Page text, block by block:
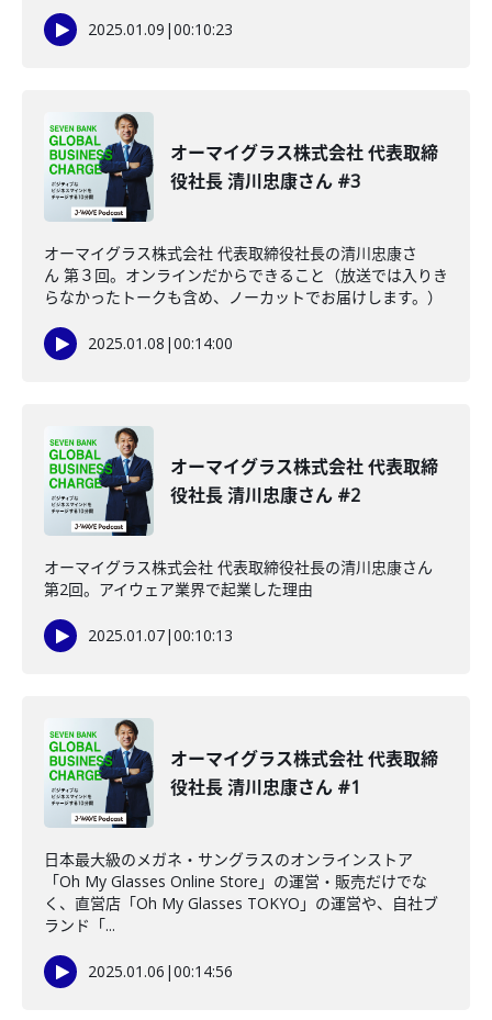
2025.01.09 |00:10:23
オーマイグラス株式会社 代表取締
役社長 清川忠康さん #3
オーマイグラス株式会社 代表取締役社長の清川忠康さ
ん 第３回。オンラインだからできること（放送では入りき
らなかったトークも含め、ノーカットでお届けします。）
2025.01.08 |00:14:00
オーマイグラス株式会社 代表取締
役社長 清川忠康さん #2
オーマイグラス株式会社 代表取締役社長の清川忠康さん
第2回。アイウェア業界で起業した理由
2025.01.07|00:10:13
オーマイグラス株式会社 代表取締
役社長 清川忠康さん #1
日本最大級のメガネ・サングラスのオンラインストア
「Oh My Glasses Online Store」の運営・販売だけでな
く、直営店「Oh My Glasses TOKYO」の運営や、自社ブ
ランド「...
2025.01.06 |00:14:56